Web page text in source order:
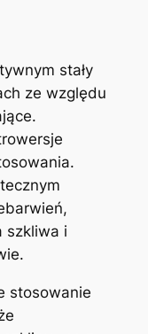
stały
ze względu
szkliwa i
stosowanie